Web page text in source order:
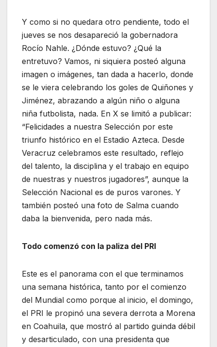
Y como si no quedara otro pendiente, todo el
jueves se nos desapareció la gobernadora
Rocío Nahle. ¿Dónde estuvo? ¿Qué la
entretuvo? Vamos, ni siquiera posteó alguna
imagen o imágenes, tan dada a hacerlo, donde
se le viera celebrando los goles de Quiñones y
Jiménez, abrazando a algún niño o alguna
niña futbolista, nada. En X se limitó a publicar:
“Felicidades a nuestra Selección por este
triunfo histórico en el Estadio Azteca. Desde
Veracruz celebramos este resultado, reflejo
del talento, la disciplina y el trabajo en equipo
de nuestras y nuestros jugadores”, aunque la
Selección Nacional es de puros varones. Y
también posteó una foto de Salma cuando
daba la bienvenida, pero nada más.
Todo comenzó con la paliza del PRI
Este es el panorama con el que terminamos
una semana histórica, tanto por el comienzo
del Mundial como porque al inicio, el domingo,
el PRI le propinó una severa derrota a Morena
en Coahuila, que mostró al partido guinda débil
y desarticulado, con una presidenta que